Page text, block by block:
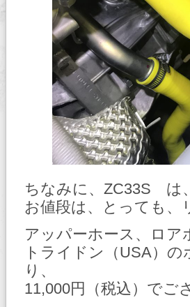
ちなみに、ZC33S は
お値段は、とっても、
アッパーホース、ロア
トライドン（USA）
り、
11,000円（税込）でご